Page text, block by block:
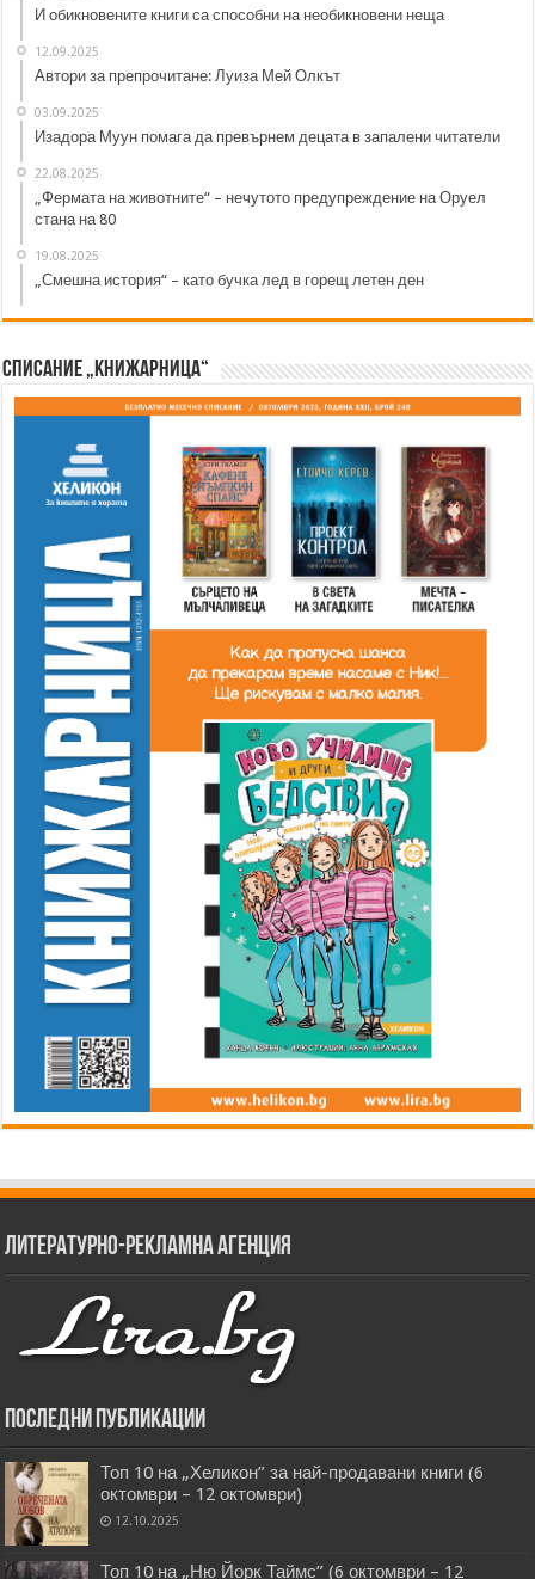
И обикновените книги са способни на необикновени неща
12.09.2025
Автори за препрочитане: Луиза Мей Олкът
03.09.2025
Изадора Муун помага да превърнем децата в запалени читатели
22.08.2025
„Фермата на животните“ – нечутото предупреждение на Оруел
стана на 80
19.08.2025
„Смешна история“ – като бучка лед в горещ летен ден
Списание „Книжарница“
Литературно-рекламна агенция
Последни публикации
Топ 10 на „Хеликон” за най-продавани книги (6
октомври – 12 октомври)
12.10.2025
Топ 10 на „Ню Йорк Таймс” (6 октомври – 12